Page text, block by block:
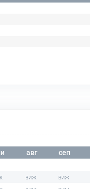
авг сеп